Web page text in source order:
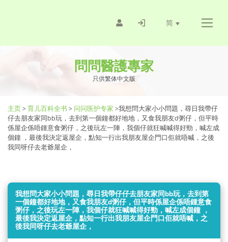
简
問問醫護專家
只供繁体中文版
主页> 育儿百科全书 > 问问医护专家 >我想問大家小小問題，尋日我帶仔
仔去朋友家同bb玩，去到第一個鐘都好地地，又食我朋友d粥仔，但平時
係屋企係唔鍾意食粥仔，之後玩左一陣，我個仔就狂喊喊得好勁，喊左成
個鐘 ，最後我決定返屋企，點知一行出我朋友屋企門口佢就唔喊，之後
我同呀仔去老爺屋企，
我想問大家小小問題，尋日我帶仔仔去朋友家同bb玩，去到第
一個鐘都好地地，又食我朋友d粥仔，但平時係屋企係唔鍾意食
粥仔，之後玩左一陣，我個仔就狂喊喊得好勁，喊左成個鐘 ，
最後我決定返屋企，點知一行出我朋友屋企門口佢就唔喊，之
後我同呀仔去老爺屋企，